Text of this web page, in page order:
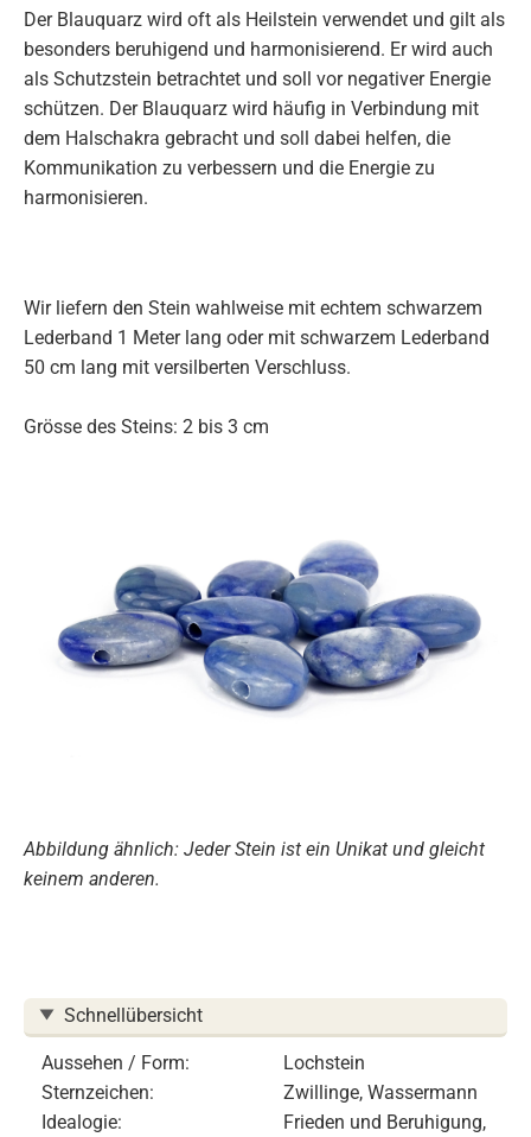
Der Blauquarz wird oft als Heilstein verwendet und gilt als
besonders beruhigend und harmonisierend. Er wird auch
als Schutzstein betrachtet und soll vor negativer Energie
schützen. Der Blauquarz wird häufig in Verbindung mit
dem Halschakra gebracht und soll dabei helfen, die
Kommunikation zu verbessern und die Energie zu
harmonisieren.
Wir liefern den Stein wahlweise mit echtem schwarzem
Lederband 1 Meter lang oder mit schwarzem Lederband
50 cm lang mit versilberten Verschluss.
Grösse des Steins: 2 bis 3 cm
Abbildung ähnlich: Jeder Stein ist ein Unikat und gleicht
keinem anderen.
Schnellübersicht
Aussehen / Form:
Lochstein
Sternzeichen:
Zwillinge, Wassermann
Idealogie:
Frieden und Beruhigung,